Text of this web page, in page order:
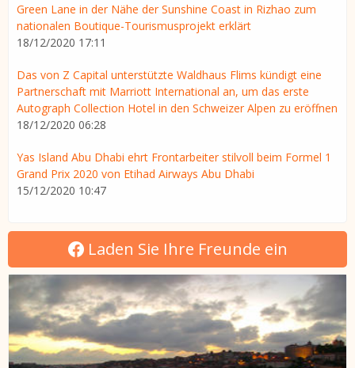
Green Lane in der Nähe der Sunshine Coast in Rizhao zum
nationalen Boutique-Tourismusprojekt erklärt
18/12/2020 17:11
Das von Z Capital unterstützte Waldhaus Flims kündigt eine
Partnerschaft mit Marriott International an, um das erste
Autograph Collection Hotel in den Schweizer Alpen zu eröffnen
18/12/2020 06:28
Yas Island Abu Dhabi ehrt Frontarbeiter stilvoll beim Formel 1
Grand Prix 2020 von Etihad Airways Abu Dhabi
15/12/2020 10:47
Laden Sie Ihre Freunde ein